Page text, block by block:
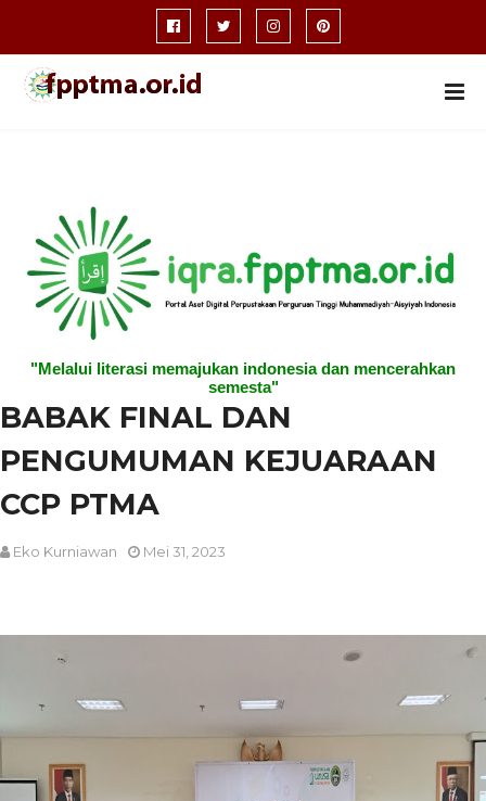
"Melalui literasi memajukan indonesia dan mencerahkan
semesta"
BABAK FINAL DAN
PENGUMUMAN KEJUARAAN
CCP PTMA
Eko Kurniawan Mei 31, 2023